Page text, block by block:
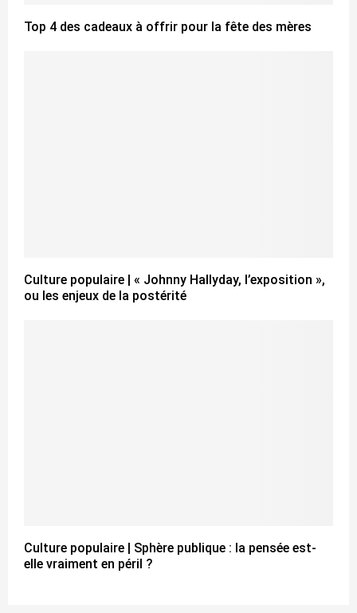
Top 4 des cadeaux à offrir pour la fête des mères
Culture populaire | « Johnny Hallyday, l’exposition »,
ou les enjeux de la postérité
Culture populaire | Sphère publique : la pensée est-
elle vraiment en péril ?